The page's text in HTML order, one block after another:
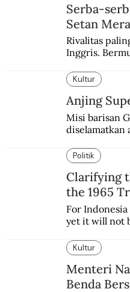
Serba-
Setan
Rivalitas
Inggris.
Kultur
Anjing
Misi barisan
diselamatkan
si martir
Politik
Clarifying
the 1965
For
yet it will not
Kultur
Menteri
Benda